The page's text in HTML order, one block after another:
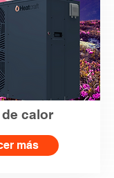
calor
más